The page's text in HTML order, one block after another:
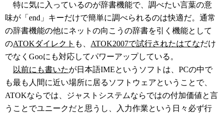
特に気に入っているのが辞書機能で、調べたい言葉の意
味が「end」キーだけで簡単に調べられるのは快適だ。通常
の辞書機能の他にネットの向こうの辞書を引く機能として
のATOKダイレクト も、 ATOK2007で試行されたはてなだけ
でなくGooにも対応してパワーアップしている。
以前にも書いたが日本語IMEというソフトは、PCの中で
も最も人間に近い場所に居るソフトウェアということで、
ATOKならでは、ジャストシステムならではの付加価値と言
うことでユニークだと思うし、入力作業という日々必ず行